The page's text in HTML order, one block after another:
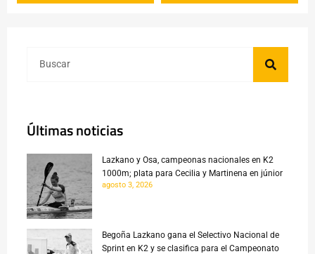
Últimas noticias
Lazkano y Osa, campeonas nacionales en K2
1000m; plata para Cecilia y Martinena en júnior
agosto 3, 2026
Begoña Lazkano gana el Selectivo Nacional de
Sprint en K2 y se clasifica para el Campeonato